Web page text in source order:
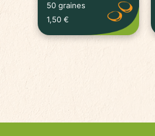
50 graines
1,50 €